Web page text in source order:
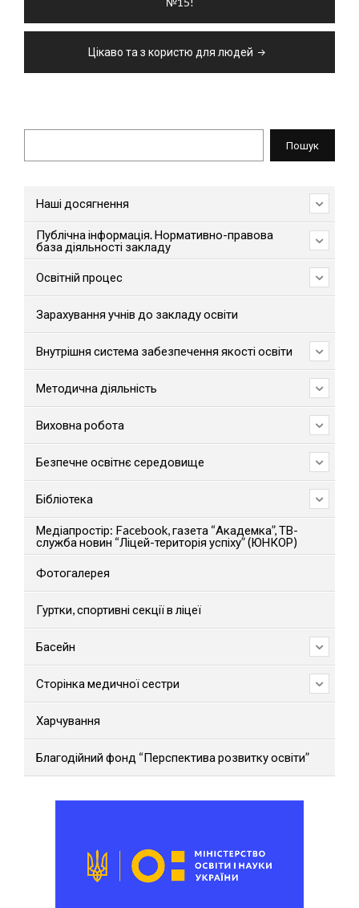
Цікаво та з користю для людей
Пошук
Наші досягнення
Публічна інформація. Нормативно-правова
база діяльності закладу
Освітній процес
Зарахування учнів до закладу освіти
Внутрішня система забезпечення якості освіти
Методична діяльність
Виховна робота
Безпечне освітнє середовище
Бібліотека
Медіапростір: Facebook, газета “Академка”, ТВ-
служба новин “Ліцей-територія успіху” (ЮНКОР)
Фотогалерея
Гуртки, спортивні секції в ліцеї
Басейн
Сторінка медичної сестри
Харчування
Благодійний фонд “Перспектива розвитку освіти”